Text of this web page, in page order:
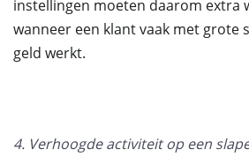
instellingen moeten daarom extra
wanneer een klant vaak met grote
geld werkt.
4. Verhoogde activiteit op een